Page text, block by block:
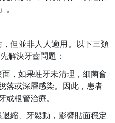
。
但並非人人適用。以下三類
解決牙齒問題：
，如果蛀牙未清理，細菌會
落或深層感染。因此，患者
或根管治療。
縮、牙鬆動，影響貼面穩定